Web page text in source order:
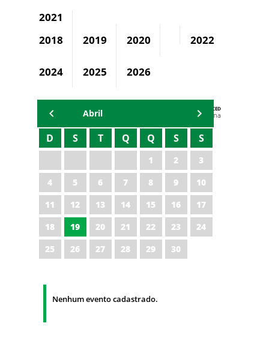
2021
2018
2019 2020 2022
2024 2025 2026
AGENDA DA CODED/CED
Vagna Lima
Abril
D S T Q Q S S
1 2
3
4
5 6 7 8 9
10
11
12 13 14 15 16
17
18
19 20 21 22 23
24
25
26 27 28 29 30
Nenhum evento cadastrado.